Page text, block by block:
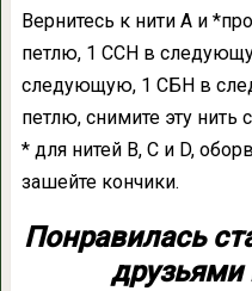
Вернитесь к нити А и
петлю, 1 ССН в
следующую, 1 СБН в
петлю, снимите эту нить
* для нитей B, C и D,
зашейте кончики.
Понравилась
друзьями